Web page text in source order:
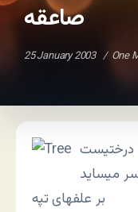
صاعقه
25 January 2003 One
درختیست
میساید
بر علفهای تپه